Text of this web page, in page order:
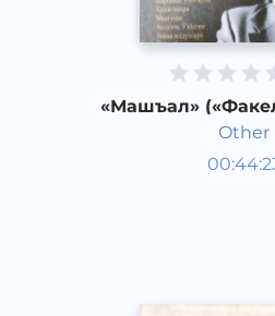
«Машъал»
Other
Узбекская